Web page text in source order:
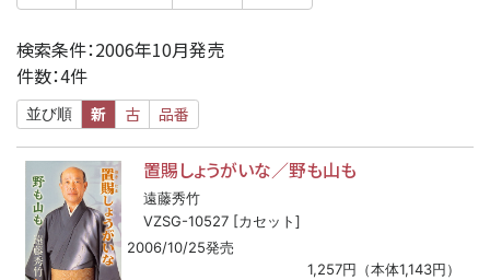
検索条件：2006年10月発売
件数：4件
並び順 新 古 品番
置賜しょうがいな／野も山も
遠藤秀竹
VZSG-10527 [カセット]
2006/10/25発売
1,257円（本体1,143円）